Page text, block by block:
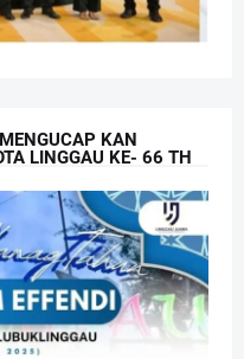
KAN
LINGGAU KE- 66 TH